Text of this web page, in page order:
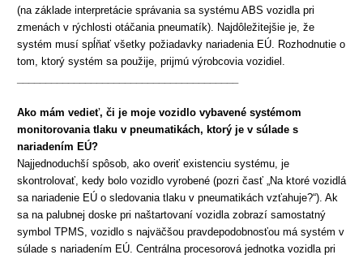
(na základe interpretácie správania sa systému ABS vozidla pri
zmenách v rýchlosti otáčania pneumatík). Najdôležitejšie je, že
systém musí spĺňať všetky požiadavky nariadenia EÚ. Rozhodnutie o
tom, ktorý systém sa použije, prijmú výrobcovia vozidiel.
Ako mám vedieť, či je moje vozidlo vybavené systémom
monitorovania tlaku v pneumatikách, ktorý je v súlade s
nariadením EÚ?
Najjednoduchší spôsob, ako overiť existenciu systému, je
skontrolovať, kedy bolo vozidlo vyrobené (pozri časť „Na ktoré vozidlá
sa nariadenie EÚ o sledovania tlaku v pneumatikách vzťahuje?“). Ak
sa na palubnej doske pri naštartovaní vozidla zobrazí samostatný
symbol TPMS, vozidlo s najväčšou pravdepodobnosťou má systém v
súlade s nariadením EÚ. Centrálna procesorová jednotka vozidla pri